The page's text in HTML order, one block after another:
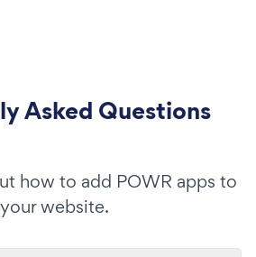
Asked Questions
how to add POWR apps to
your website.